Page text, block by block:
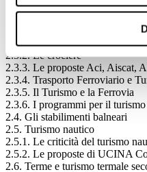
2.2.6. Le problematiche del
2.3. Il trasporto: mobilità è
2.3.1. Trasporto aereo
2.3.2. Le crociere
2.3.3. Le proposte Aci, Aiscat,
2.3.4. Trasporto Ferroviario e
2.3.5. Il Turismo e la Ferrovia
2.3.6. I programmi per il
2.4. Gli stabilimenti balneari
2.5. Turismo nautico
2.5.1. Le criticità del turismo
2.5.2. Le proposte di UCINA
2.6. Terme e turismo termale